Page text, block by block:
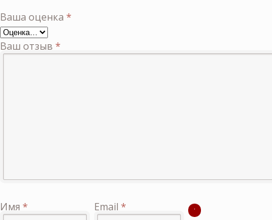
Ваша оценка *
Ваш отзыв *
Имя * Email *